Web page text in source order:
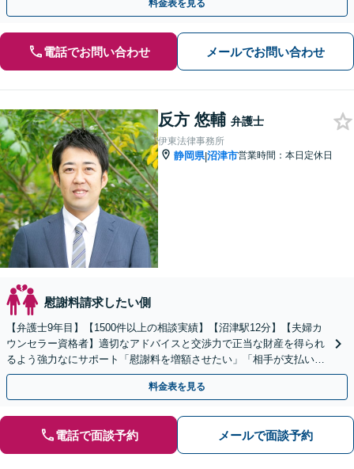
料金表を見る
電話でお問い合わせ メールでお問い合わせ
反方 悠輔 弁護士
伊東法律事務所
静岡県|沼津市営業時間：本日定休日
慰謝料請求したい側
【弁護士9年目】【1500件以上の相談実績】【沼津駅12分】【夫婦カ
ウンセラー資格者】適切なアドバイスと交渉力で正当な財産を得られ
るよう強力なにサポート「慰謝料を増額させたい」「相手が支払いに
応じない」などもご相談を【初回相談30分無料】
料金表を見る
電話で面談予約 メールで面談予約